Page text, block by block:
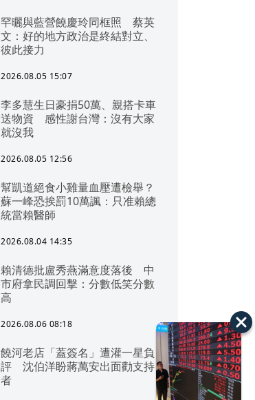
罕曬與藍營饒慶玲同框照 蔡英
文：好的地方政治是終結對立、
彼此接力
2026.08.05 15:07
李多慧生日豪捐50萬、親搭卡車
送物資 感性謝台灣：沒有大家
就沒我
2026.08.05 12:56
幫凱道絕食小雞量血壓遭檢舉？
蘇一峰恐挨罰10萬諷：只准賴總
統當賴醫師
2026.08.04 14:35
賴清德批盧秀燕滿意度落後 中
市府拿民調回擊：分數低笑分數
高
2026.08.06 08:18
饒河老店「蓋簽名」遭灌一星負
評 沈伯洋盼蔣萬安出面勸支持
者